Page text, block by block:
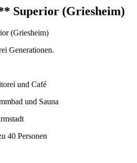
Superior (Griesheim)
Generationen.
und Café
und Sauna
40 Personen